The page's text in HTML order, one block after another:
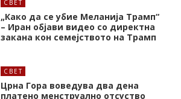
СВЕТ
„Како да се убие Меланија Трамп“
– Иран објави видео со директна
закана кон семејството на Трамп
СВЕТ
Црна Гора воведува два дена
платено менструално отсуство